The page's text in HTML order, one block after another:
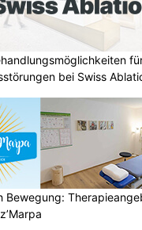
bei Swiss
Bewegung: